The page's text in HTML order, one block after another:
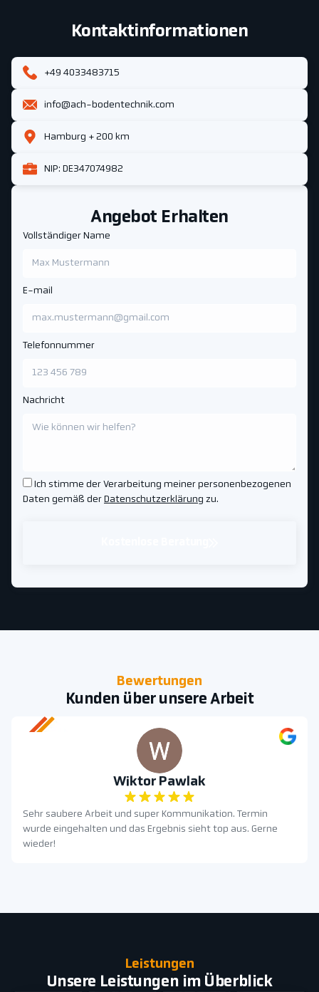
Angebot Erhalten
Vollständiger Name
E-mail
Telefonnummer
Nachricht
Ich stimme der Verarbeitung meiner personenbezogenen
Daten gemäß der Datenschutzerklärung zu.
Kontaktinformationen
+49 4033483715
info@ach-bodentechnik.com
Hamburg + 200 km
NIP: DE347074982
Bewertungen
Kunden über unsere Arbeit
Wiktor Pawlak
Sehr saubere Arbeit und super Kommunikation. Termin
wurde eingehalten und das Ergebnis sieht top aus. Gerne
wieder!
Leistungen
Unsere Leistungen im Überblick